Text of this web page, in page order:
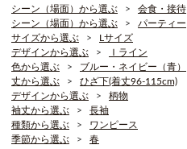
シーン（場面）から選ぶ
会食・接待
シーン（場面）から選ぶ
パーティー
サイズから選ぶ
Lサイズ
デザインから選ぶ
Ｉライン
色から選ぶ
ブルー・ネイビー（青）
丈から選ぶ
ひざ下(着丈96-115cm)
デザインから選ぶ
柄物
袖丈から選ぶ
長袖
種類から選ぶ
ワンピース
季節から選ぶ
春